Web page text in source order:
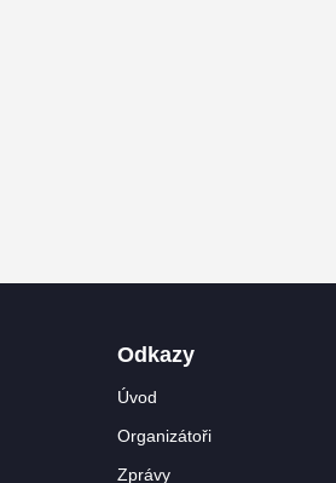
Odkazy
Úvod
Organizátoři
Zprávy